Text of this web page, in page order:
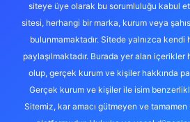
siteye üye olarak bu sorumluluğu kabul
sitesi, herhangi bir marka, kurum veya
bulunmamaktadır. Sitede yalnızca kendi
paylaşılmaktadır. Burada yer alan içerikler
olup, gerçek kurum ve kişiler hakkında
Gerçek kurum ve kişiler ile isim
Sitemiz, kar amacı gütmeyen ve